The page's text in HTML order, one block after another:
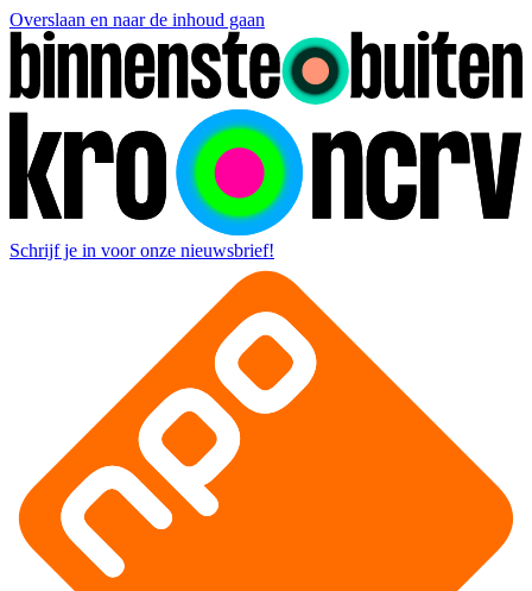
Overslaan en naar de inhoud gaan
Schrijf je in voor onze nieuwsbrief!